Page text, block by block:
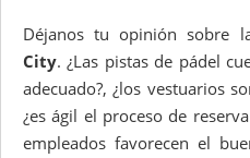
Déjanos tu opinión sobre
City. ¿Las pistas de pádel
adecuado?, ¿los vestuarios
¿es ágil el proceso de
empleados favorecen el